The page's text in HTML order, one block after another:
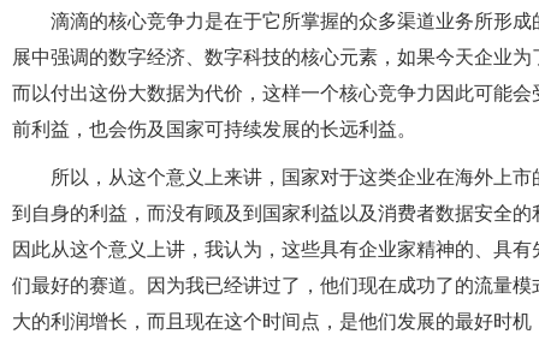
滴滴的核心竞争力是在于它所掌握的众多渠道业务所形
展中强调的数字经济、数字科技的核心元素，如果今天企业
而以付出这份大数据为代价，这样一个核心竞争力因此可能
前利益，也会伤及国家可持续发展的长远利益。
所以，从这个意义上来讲，国家对于这类企业在海外上
到自身的利益，而没有顾及到国家利益以及消费者数据安全
因此从这个意义上讲，我认为，这些具有企业家精神的、具
们最好的赛道。因为我已经讲过了，他们现在成功了的流量
大的利润增长，而且现在这个时间点，是他们发展的最好时